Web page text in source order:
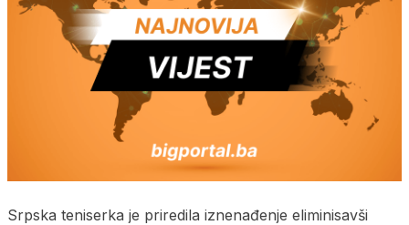
Srpska teniserka je priredila iznenađenje eliminisavši